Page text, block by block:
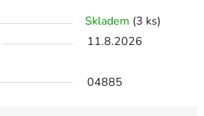
Skladem (3 ks)
11.8.2026
04885